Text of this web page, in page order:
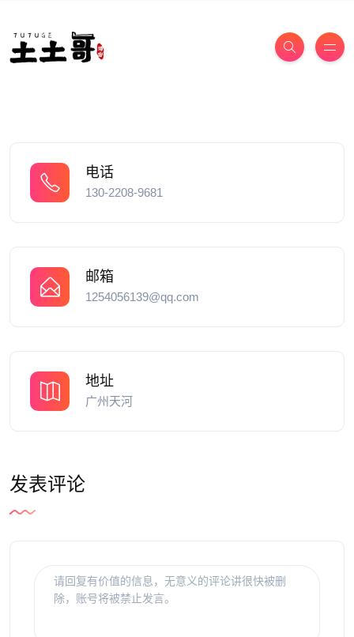
电话
130-2208-9681
邮箱
1254056139@qq.com
地址
广州天河
发表评论